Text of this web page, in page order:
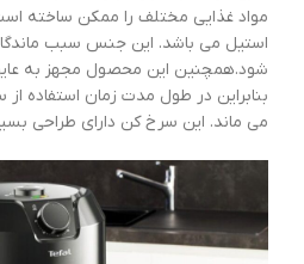
مواد غذایی مختلف را ممکن ساخته
استیل می باشد. این جنس سبب
شود.همچنین این محصول مجهز به
بنابراین در طول مدت زمان استفاده
می ماند. این سرخ کن دارای طراحی